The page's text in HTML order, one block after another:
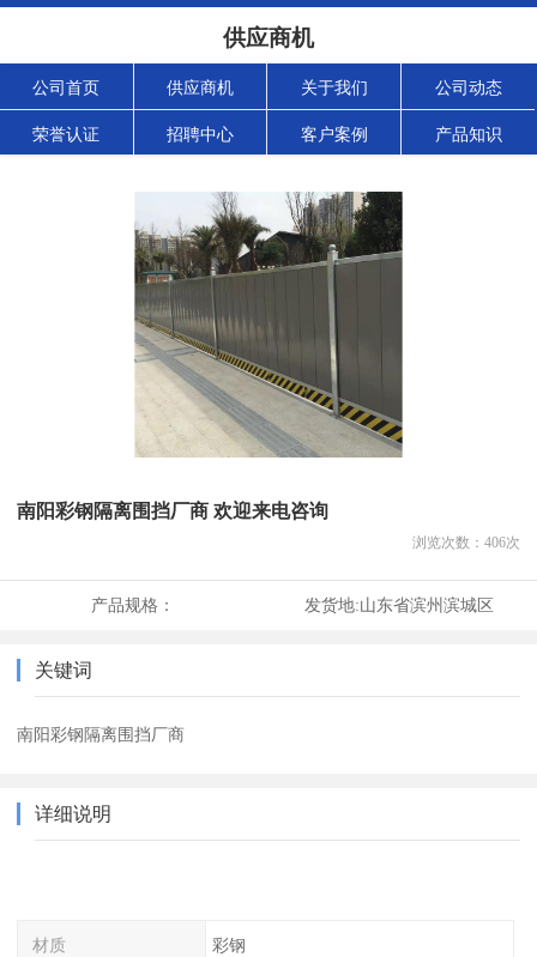
供应商机
公司首页 供应商机 关于我们 公司动态
荣誉认证 招聘中心 客户案例 产品知识
南阳彩钢隔离围挡厂商 欢迎来电咨询
浏览次数： 406次
产品规格： 发货地:山东省滨州滨城区
关键词
南阳彩钢隔离围挡厂商
详细说明
材质 彩钢